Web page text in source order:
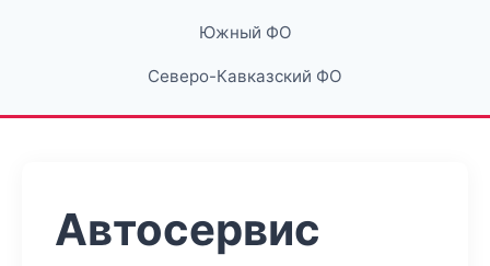
Южный ФО
Северо-Кавказский ФО
Автосервис